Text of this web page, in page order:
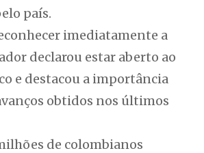
país.
imediatamente a
declarou estar aberto ao
e destacou a importância
obtidos nos últimos
de colombianos